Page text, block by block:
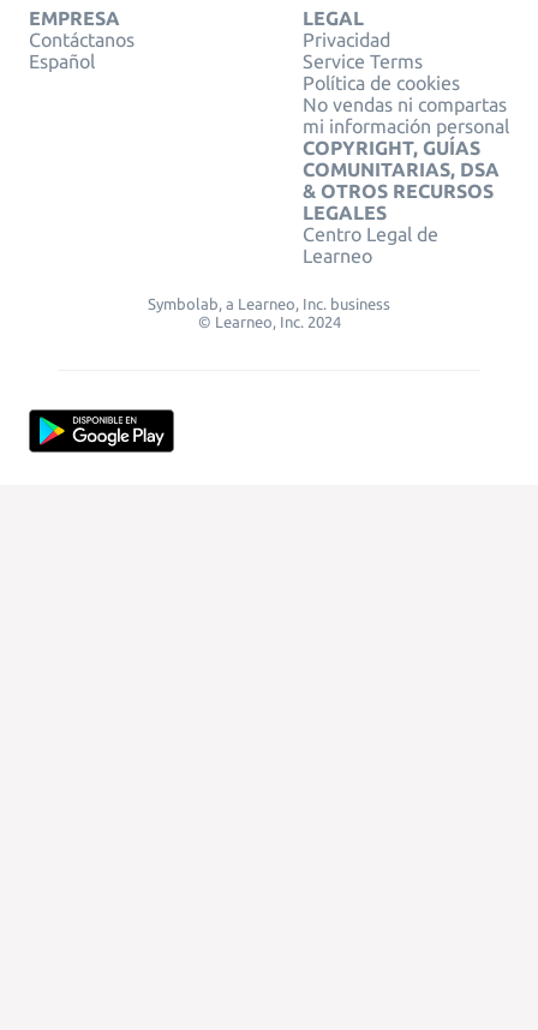
EMPRESA
Contáctanos
Español
LEGAL
Privacidad
Service Terms
Política de cookies
No vendas ni compartas
mi información personal
COPYRIGHT, GUÍAS
COMUNITARIAS, DSA
& OTROS RECURSOS
LEGALES
Centro Legal de
Learneo
Symbolab, a Learneo, Inc. business
© Learneo, Inc. 2024